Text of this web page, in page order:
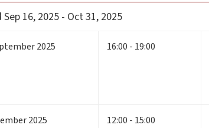
Sep 16, 2025 - Oct 31, 2025
2025 16:00 - 19:00
2025 12:00 - 15:00